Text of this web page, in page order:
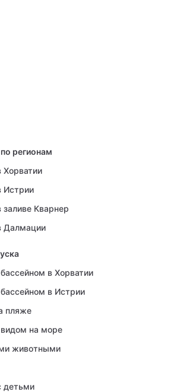
регионам
Хорватии
Истрии
Кварнер
Далмации
в Хорватии
в Истрии
пляже
на море
животными
детьми